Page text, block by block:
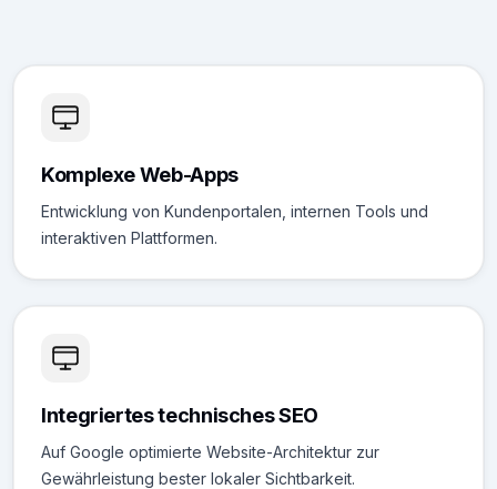
Komplexe Web-Apps
Entwicklung von Kundenportalen, internen Tools und
interaktiven Plattformen.
Integriertes technisches SEO
Auf Google optimierte Website-Architektur zur
Gewährleistung bester lokaler Sichtbarkeit.